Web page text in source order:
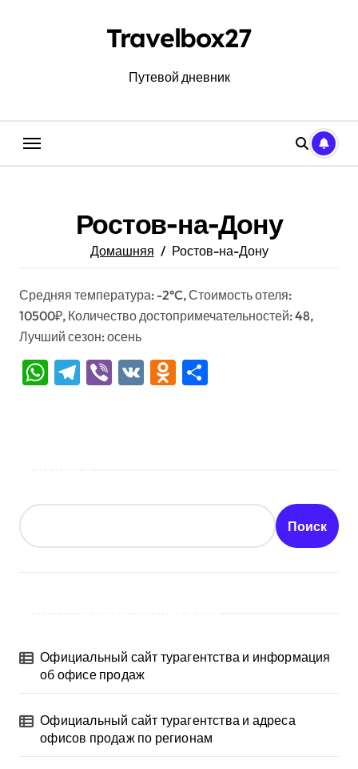
Travelbox27
Путевой дневник
Ростов-на-Дону
Домашняя Ростов-на-Дону
Средняя температура: -2°C, Стоимость отеля:
10500₽, Количество достопримечательностей: 48,
Лучший сезон: осень
WhatsApp
Telegram
Viber
VK Odnoklassniki
Поиск
Официальный сайт турагентства и информация
об офисе продаж
Официальный сайт турагентства и адреса
офисов продаж по регионам